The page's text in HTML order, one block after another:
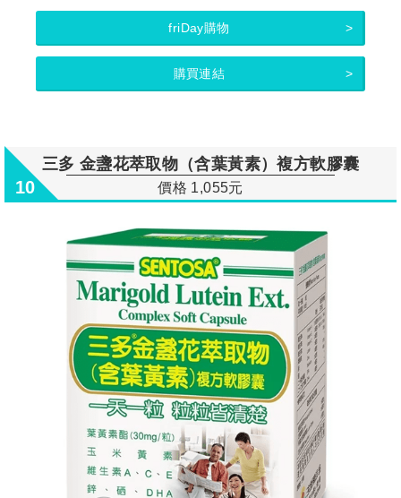
friDay購物
購買連結
10
三多 金盞花萃取物（含葉黃素）複方軟膠囊
價格 1,055元